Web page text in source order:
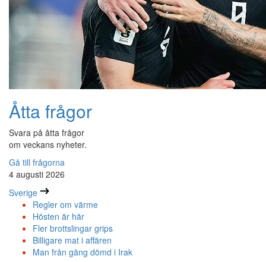
Åtta frågor
Svara på åtta frågor
om veckans nyheter.
Gå till frågorna
4 augusti 2026
Sverige
Regler om värme
Hösten är här
Fler brottslingar grips
Billigare mat i affären
Man från gäng dömd i Irak